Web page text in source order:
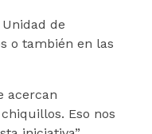
de
o también en las
acercan
Eso nos